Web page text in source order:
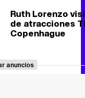
Ruth Lorenzo
de atracciones
Copenhague
anuncios